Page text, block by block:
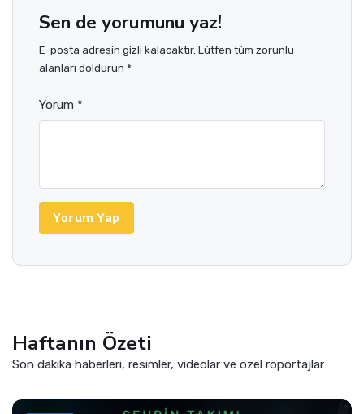
Sen de yorumunu yaz!
E-posta adresin gizli kalacaktır. Lütfen tüm zorunlu
alanları doldurun *
Yorum *
Yorum Yap
Haftanın Özeti
Son dakika haberleri, resimler, videolar ve özel röportajlar